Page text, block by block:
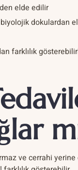
elde edilir
dokulardan
farklılık
ve cerrahi